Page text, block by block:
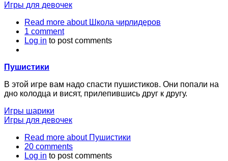
Игры для девочек
Read more about Школа чирлидеров
1 comment
Log in to post comments
Пушистики
В этой игре вам надо спасти пушистиков. Они попали на
дно колодца и висят, прилепившись друг к другу.
Игры шарики
Игры для девочек
Read more about Пушистики
20 comments
Log in to post comments